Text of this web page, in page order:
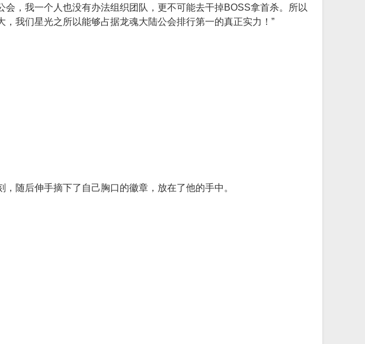
，我一个人也没有办法组织团队，更不可能去干掉BOSS拿首杀。所以
我们星光之所以能够占据龙魂大陆公会排行第一的真正实力！”
随后伸手摘下了自己胸口的徽章，放在了他的手中。